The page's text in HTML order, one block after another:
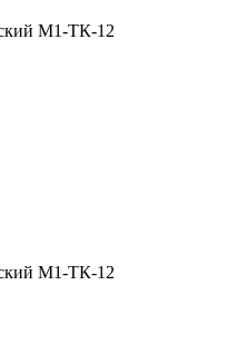
М1-ТК-12
М1-ТК-12